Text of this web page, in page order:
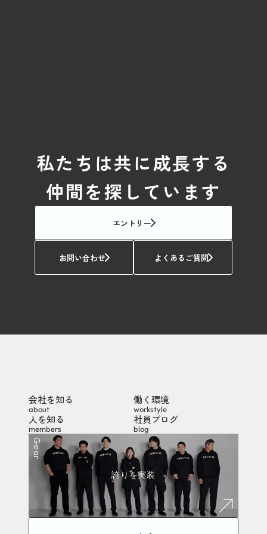
私たちは共に成長する
仲間を探しています
エントリー
お問い合わせ よくあるご質問
会社を知る
about
人を知る
members
働く環境
workstyle
社員ブログ
blog
Gear
誇りを実装